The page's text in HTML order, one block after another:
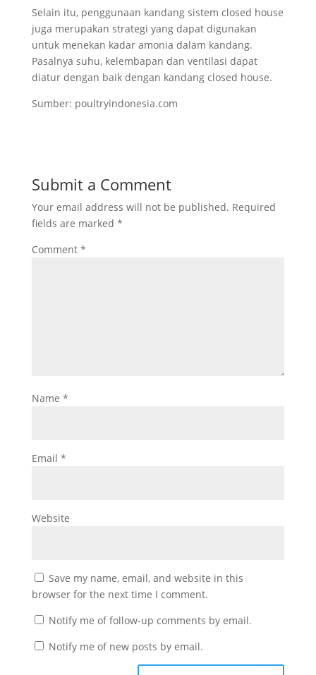
Selain itu, penggunaan kandang sistem closed house
juga merupakan strategi yang dapat digunakan
untuk menekan kadar amonia dalam kandang.
Pasalnya suhu, kelembapan dan ventilasi dapat
diatur dengan baik dengan kandang closed house.
Sumber: poultryindonesia.com
Submit a Comment
Your email address will not be published. Required
fields are marked *
Comment *
Name *
Email *
Website
Save my name, email, and website in this
browser for the next time I comment.
Notify me of follow-up comments by email.
Notify me of new posts by email.